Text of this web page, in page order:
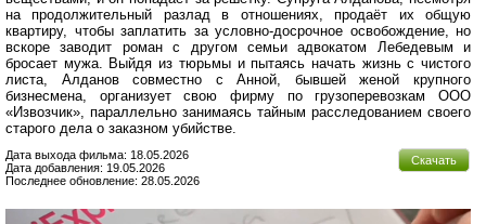
на продолжительный разлад в отношениях, продаёт их общую
квартиру, чтобы заплатить за условно-досрочное освобождение, но
вскоре заводит роман с другом семьи адвокатом Лебедевым и
бросает мужа. Выйдя из тюрьмы и пытаясь начать жизнь с чистого
листа, Алданов совместно с Анной, бывшей женой крупного
бизнесмена, организует свою фирму по грузоперевозкам ООО
«Извозчик», параллельно занимаясь тайным расследованием своего
старого дела о заказном убийстве.
Скачать
Дата выхода фильма: 18.05.2026
Дата добавления: 19.05.2026
Последнее обновление: 28.05.2026